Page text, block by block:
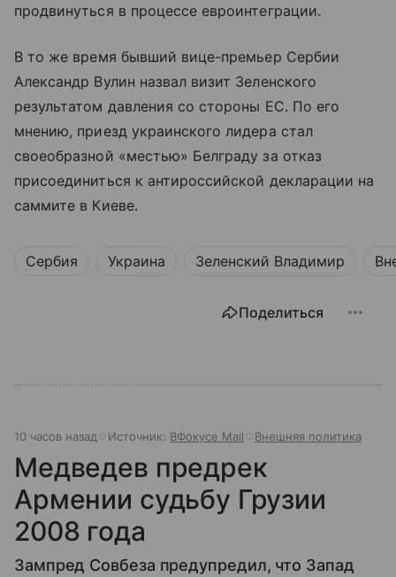
продвинуться в процессе евроинтеграции.
В то же время бывший вице-премьер Сербии
Александр Вулин назвал визит Зеленского
результатом давления со стороны ЕС. По его
мнению, приезд украинского лидера стал
своеобразной «местью» Белграду за отказ
присоединиться к антироссийской декларации на
саммите в Киеве.
Сербия Украина Зеленский Владимир
Поделиться
10 часов назад Источник: ВФокусе Mail Внешняя политика
Медведев предрек
Армении судьбу Грузии
2008 года
Зампред Совбеза предупредил, что Запад